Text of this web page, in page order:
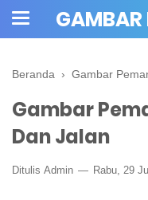
Beranda › Gambar
Gambar
Dan Jalan
Ditulis Admin Rabu, 29